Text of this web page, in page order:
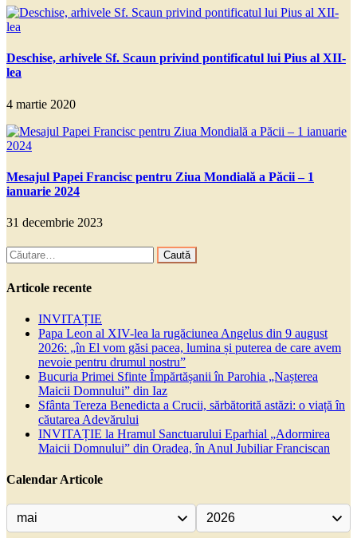
Deschise, arhivele Sf. Scaun privind pontificatul lui Pius al XII-
lea
4 martie 2020
Mesajul Papei Francisc pentru Ziua Mondială a Păcii – 1
ianuarie 2024
31 decembrie 2023
Caută
după:
Articole recente
INVITAȚIE
Papa Leon al XIV-lea la rugăciunea Angelus din 9 august
2026: „în El vom găsi pacea, lumina și puterea de care avem
nevoie pentru drumul nostru”
Bucuria Primei Sfinte Împărtășanii în Parohia „Nașterea
Maicii Domnului” din Iaz
Sfânta Tereza Benedicta a Crucii, sărbătorită astăzi: o viață în
căutarea Adevărului
INVITAȚIE la Hramul Sanctuarului Eparhial „Adormirea
Maicii Domnului” din Oradea, în Anul Jubiliar Franciscan
Calendar Articole